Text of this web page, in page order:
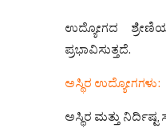
ಉದ್ಯೋಗದ
ಪ್ರಭಾವಿಸುತ್ತದೆ.
ಅಸ್ಥಿರ ಉದ್ಯೋಗಗಳು:
ಅಸ್ಥಿರ ಮತ್ತು